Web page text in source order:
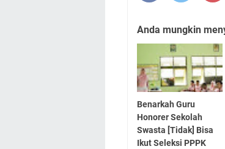
Anda mungkin
Benarkah Guru
Honorer Sekolah
Swasta [Tidak] Bisa
Ikut Seleksi PPPK